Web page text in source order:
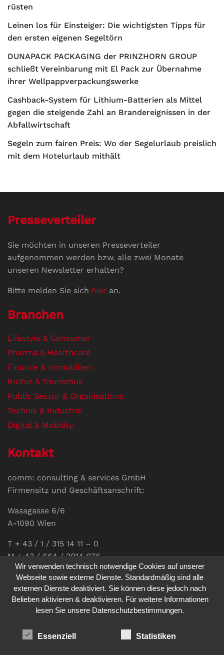
rüsten
Leinen los für Einsteiger: Die wichtigsten Tipps für
den ersten eigenen Segeltörn
DUNAPACK PACKAGING der PRINZHORN GROUP
schließt Vereinbarung mit El Pack zur Übernahme
ihrer Wellpappverpackungswerke
Cashback-System für Lithium-Batterien als Mittel
gegen die steigende Zahl an Brandereignissen in der
Abfallwirtschaft
Segeln zum fairen Preis: Wo der Segelurlaub preislich
mit dem Hotelurlaub mithält
Presseverteiler
Sie möchten in unseren Presseverteiler
aufgenommen werden bzw. alle zwei Monate
unseren Newsletter erhalten?
Bitte melden Sie sich hier an.
Branchen
Lifestyle & Consumer
Pharma & Healthcare
Finance & Immobilien
Kultur & Tourismus
Public Sector & Organisations
Technik & Industrie
Digital & Mobility
Kontakt
comm: consulting & services GmbH
Firmensitz und Geschäftsanschrift:
Wasagasse 6/6
A-1090 Wien
T + 43 / 1 / 315 14 11 – 0
M + 43 / 664 / 2014 076
E-Mail:office@communications.co.at
Homepage:www.communications.co.at
UID: ATU 811 196 56
Sabine Pöhacker MSc.
Wir verwenden technisch notwendige Cookies auf unserer
Webseite sowie externe Dienste. Standardmäßig sind alle
externen Dienste deaktiviert. Sie können diese jedoch nach
Belieben aktivieren & deaktivieren. Für weitere Informationen
lesen Sie unsere Datenschutzbestimmungen.
Essenziell Statistiken